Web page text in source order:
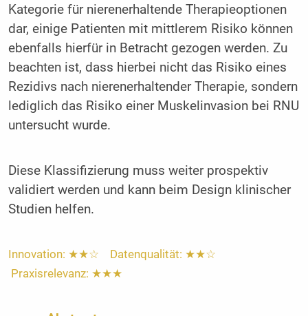
Kategorie für nierenerhaltende Therapieoptionen
dar, einige Patienten mit mittlerem Risiko können
ebenfalls hierfür in Betracht gezogen werden. Zu
beachten ist, dass hierbei nicht das Risiko eines
Rezidivs nach nierenerhaltender Therapie, sondern
lediglich das Risiko einer Muskelinvasion bei RNU
untersucht wurde.
Diese Klassifizierung muss weiter prospektiv
validiert werden und kann beim Design klinischer
Studien helfen.
Innovation: ★★☆ Datenqualität: ★★☆
Praxisrelevanz: ★★★